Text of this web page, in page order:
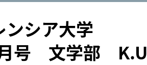
ンシア大学
号 文学部 K.U